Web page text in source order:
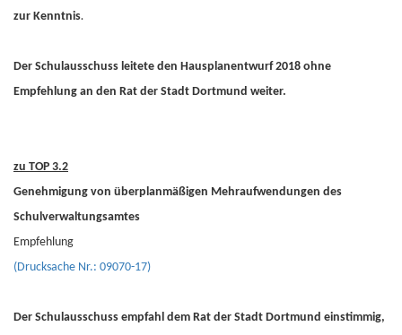
zur Kenntnis.
Der Schulausschuss leitete den Hausplanentwurf 2018 ohne
Empfehlung an den Rat der Stadt Dortmund weiter.
zu TOP 3.2
Genehmigung von überplanmäßigen Mehraufwendungen des
Schulverwaltungsamtes
Empfehlung
(Drucksache Nr.: 09070-17)
Der Schulausschuss empfahl dem Rat der Stadt Dortmund einstimmig,